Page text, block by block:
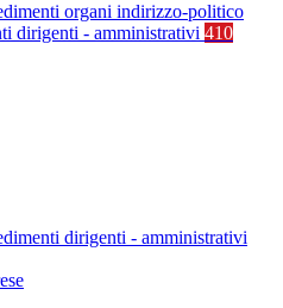
organi indirizzo-politico
dirigenti - amministrativi 410
dirigenti - amministrativi